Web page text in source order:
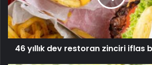
46 yıllık dev restoran zinciri iflas